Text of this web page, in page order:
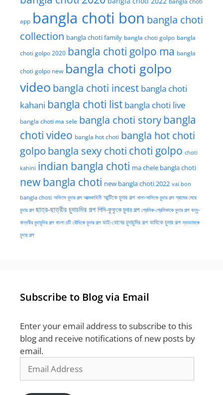
app bangla choti bon bangla choti
collection bangla choti family bangla choti golpo bangla
choti golpo 2020 bangla choti golpo ma bangla
choti golpo new bangla choti golpo
video bangla choti incest bangla choti
kahani bangla choti list bangla choti live
bangla choti ma sele bangla choti storybangla
choti video bangla hot choti bangla hot choti
golpo bangla sexy choti choti golpo choti
kahini indian bangla choti ma chele bangla choti
new bangla choti new bangla choti 2022 vai bon
bangla choti অফিসে চুদার গল্প আত্মকাহিনী আন্টিকে চুদার গল্প খালা-মাসিকে চুদার গল্প গ্রামের মেয়ে
চুদার গল্প ছাত্র-ছাত্রীর চুদাচদির গল্প পিসি-ফুফুকে চুদার গল্প প্রেমিক-প্রেমিকাকে চুদার গল্প বন্ধু-
বান্ধবীর চুদাচুদির গল্প বাংলা চটি বৌদিকে চুদার গল্প ভাই-বোনের চুদাচুদির গল্প ভাবিকে চুদার গল্প ম্যাডামকে
চুদার গল্প
Subscribe to Blog via Email
Enter your email address to subscribe to this
blog and receive notifications of new posts by
email.
Address